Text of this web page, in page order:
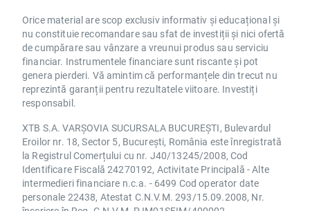
Orice material are scop exclusiv informativ și educațional și
nu constituie recomandare sau sfat de investiții și nici ofertă
de cumpărare sau vânzare a vreunui produs sau serviciu
financiar. Instrumentele financiare sunt riscante și pot
genera pierderi. Vă amintim că performanțele din trecut nu
reprezintă garanții pentru rezultatele viitoare. Investiți
responsabil.
XTB S.A. VARȘOVIA SUCURSALA BUCUREȘTI, Bulevardul
Eroilor nr. 18, Sector 5, București, România este înregistrată
la Registrul Comerțului cu nr. J40/13245/2008, Cod
Identificare Fiscală 24270192, Activitate Principală - Alte
intermedieri financiare n.c.a. - 6499 Cod operator date
personale 22438, Atestat C.N.V.M. 293/15.09.2008, Nr.